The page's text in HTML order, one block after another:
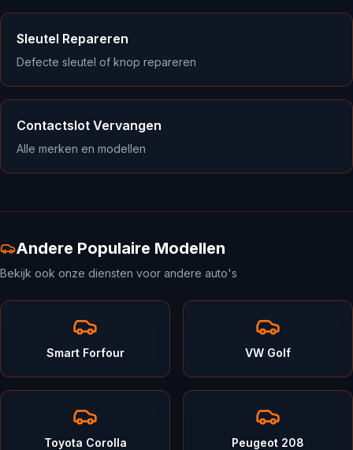
Sleutel Repareren
Defecte sleutel of knop repareren
Contactslot Vervangen
Alle merken en modellen
Andere Populaire Modellen
Bekijk ook onze diensten voor andere auto's
Smart Forfour VW Golf
Toyota Corolla Peugeot 208